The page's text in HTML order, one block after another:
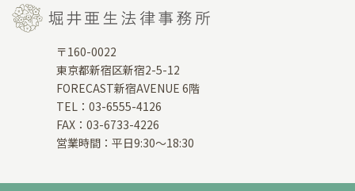
〒160-0022
東京都新宿区新宿2-5-12
FORECAST新宿AVENUE 6階
TEL：03-6555-4126
FAX：03-6733-4226
営業時間：平日9:30～18:30